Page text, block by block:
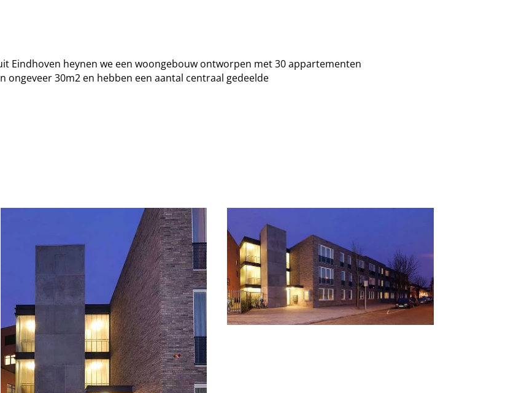
Eindhoven heynen we een woongebouw ontworpen met 30 appartementen
ongeveer 30m2 en hebben een aantal centraal gedeelde